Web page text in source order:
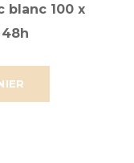
blanc 100 x
€